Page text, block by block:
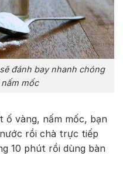
đánh bay nhanh chóng
mốc
ố vàng, nấm mốc, bạn
rồi chà trực tiếp
10 phút rồi dùng bàn